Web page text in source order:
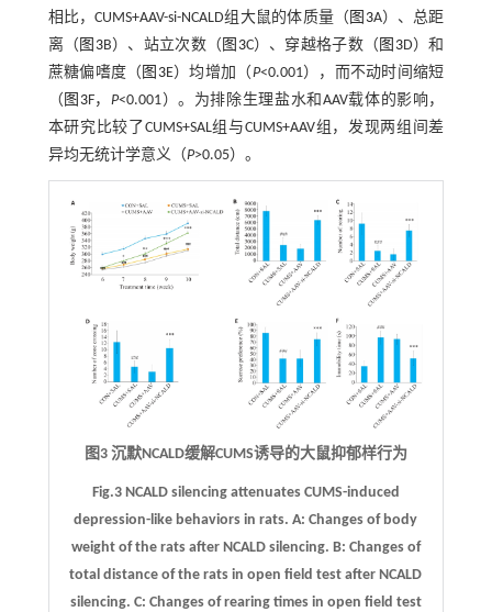
相比，CUMS+AAV-si-NCALD组大鼠的体质量（ 图3A）、总距
离（ 图3B）、站立次数（ 图3C）、穿越格子数（ 图3D）和
蔗糖偏嗜度（ 图3E）均增加（ P<0.001），而不动时间缩短
（ 图3F，P<0.001）。为排除生理盐水和AAV载体的影响，
本研究比较了CUMS+SAL组与CUMS+AAV组，发现两组间差
异均无统计学意义（P>0.05）。
图3 沉默NCALD缓解CUMS诱导的大鼠抑郁样行为
Fig.3 NCALD silencing attenuates CUMS-induced
depression-like behaviors in rats.A: Changes of body
weight of the rats after NCALD silencing. B: Changes of
total distance of the rats in open field test after NCALD
silencing. C: Changes of rearing times in open field test